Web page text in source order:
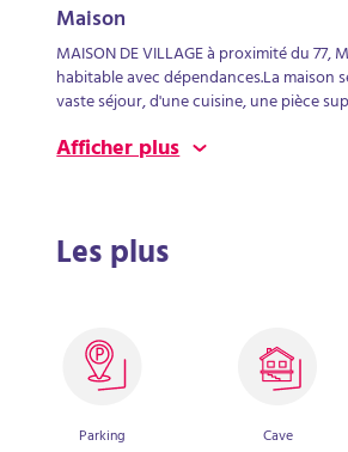
Maison
MAISON DE VILLAGE à proximité du 77,
habitable avec dépendances.La maison
vaste séjour, d'une cuisine, une pièce
A l'étage, un palier desservant 4
Afficher plus
Les plus
Parking Cave